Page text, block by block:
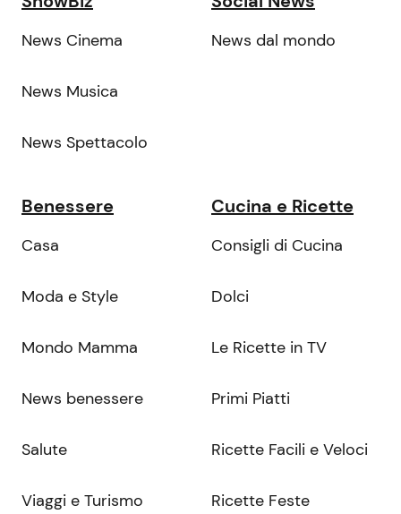
News Cinema
News Musica
News Spettacolo
News dal mondo
Benessere
Casa
Moda e Style
Mondo Mamma
News benessere
Salute
Viaggi e Turismo
Cucina e Ricette
Consigli di Cucina
Dolci
Le Ricette in TV
Primi Piatti
Ricette Facili e Veloci
Ricette Feste